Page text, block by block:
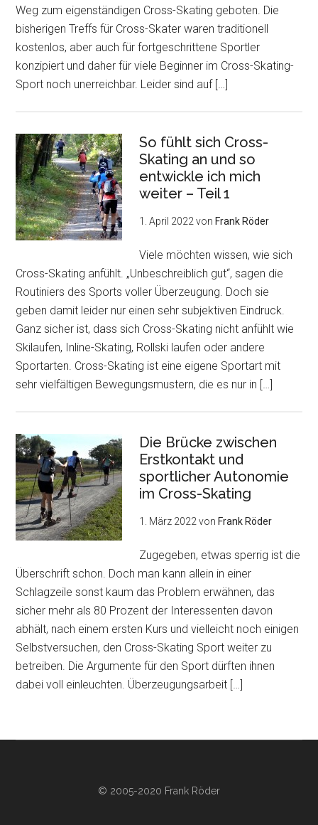
Weg zum eigenständigen Cross-Skating geboten. Die
bisherigen Treffs für Cross-Skater waren traditionell
kostenlos, aber auch für fortgeschrittene Sportler
konzipiert und daher für viele Beginner im Cross-Skating-
Sport noch unerreichbar. Leider sind auf […]
So fühlt sich Cross-
Skating an und so
entwickle ich mich
weiter – Teil 1
1. April 2022von Frank Röder
Viele möchten wissen, wie sich
Cross-Skating anfühlt. „Unbeschreiblich gut“, sagen die
Routiniers des Sports voller Überzeugung. Doch sie
geben damit leider nur einen sehr subjektiven Eindruck.
Ganz sicher ist, dass sich Cross-Skating nicht anfühlt wie
Skilaufen, Inline-Skating, Rollski laufen oder andere
Sportarten. Cross-Skating ist eine eigene Sportart mit
sehr vielfältigen Bewegungsmustern, die es nur in […]
Die Brücke zwischen
Erstkontakt und
sportlicher Autonomie
im Cross-Skating
1. März 2022von Frank Röder
Zugegeben, etwas sperrig ist die
Überschrift schon. Doch man kann allein in einer
Schlagzeile sonst kaum das Problem erwähnen, das
sicher mehr als 80 Prozent der Interessenten davon
abhält, nach einem ersten Kurs und vielleicht noch einigen
Selbstversuchen, den Cross-Skating Sport weiter zu
betreiben. Die Argumente für den Sport dürften ihnen
dabei voll einleuchten. Überzeugungsarbeit […]
© 2005-2020 Frank Röder